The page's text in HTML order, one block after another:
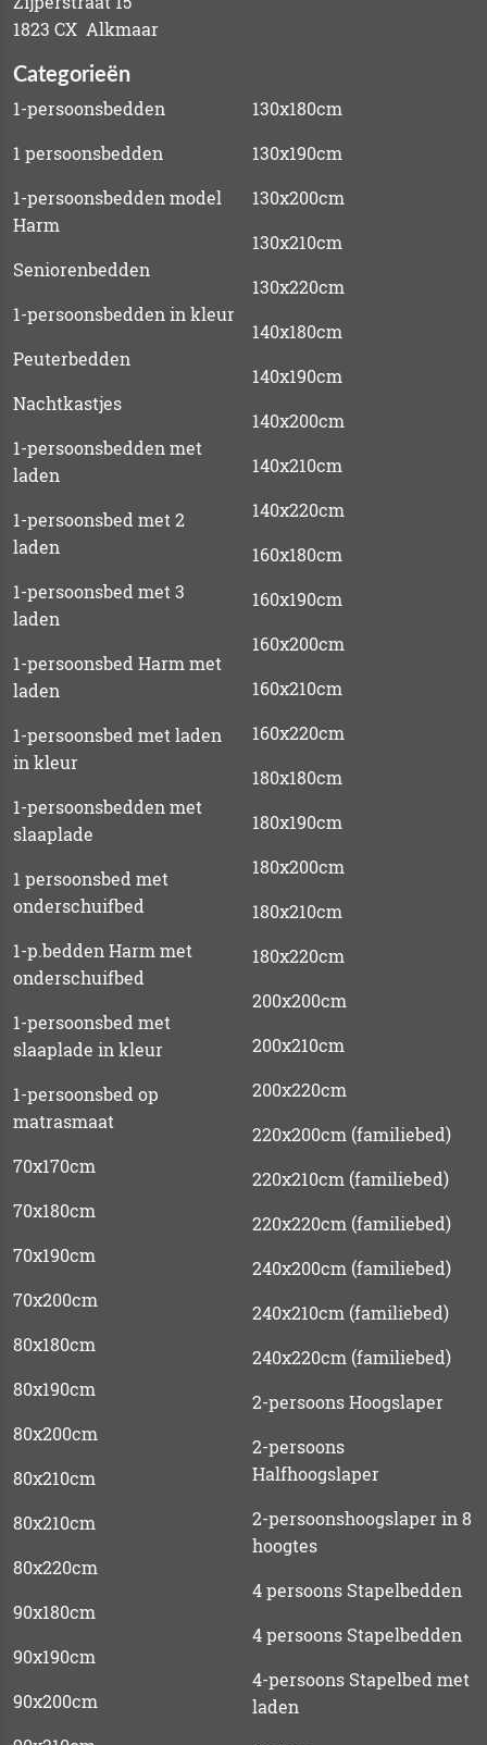
1823 CX Alkmaar
Categorieën
1-persoonsbedden
1 persoonsbedden
1-persoonsbedden model
Harm
Seniorenbedden
1-persoonsbedden in kleur
Peuterbedden
Nachtkastjes
1-persoonsbedden met
laden
1-persoonsbed met 2
laden
1-persoonsbed met 3
laden
1-persoonsbed Harm met
laden
1-persoonsbed met laden
in kleur
1-persoonsbedden met
slaaplade
1 persoonsbed met
onderschuifbed
1-p.bedden Harm met
onderschuifbed
1-persoonsbed met
slaaplade in kleur
1-persoonsbed op
matrasmaat
70x170cm
70x180cm
70x190cm
70x200cm
80x180cm
80x190cm
80x200cm
80x210cm
80x210cm
80x220cm
90x180cm
90x190cm
90x200cm
130x180cm
130x190cm
130x200cm
130x210cm
130x220cm
140x180cm
140x190cm
140x200cm
140x210cm
140x220cm
160x180cm
160x190cm
160x200cm
160x210cm
160x220cm
180x180cm
180x190cm
180x200cm
180x210cm
180x220cm
200x200cm
200x210cm
200x220cm
220x200cm (familiebed)
220x210cm (familiebed)
220x220cm (familiebed)
240x200cm (familiebed)
240x210cm (familiebed)
240x220cm (familiebed)
2-persoons Hoogslaper
2-persoons
Halfhoogslaper
2-persoonshoogslaper in 8
hoogtes
4 persoons Stapelbedden
4 persoons Stapelbedden
4-persoons Stapelbed met
laden